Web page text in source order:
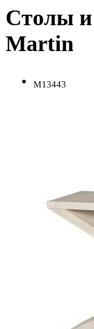
Столы и
Martin
M13443